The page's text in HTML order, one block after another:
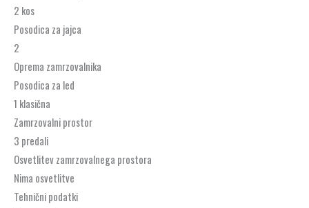
2 kos
Posodica za jajca
2
Oprema zamrzovalnika
Posodica za led
1 klasična
Zamrzovalni prostor
3 predali
Osvetlitev zamrzovalnega prostora
Nima osvetlitve
Tehnični podatki